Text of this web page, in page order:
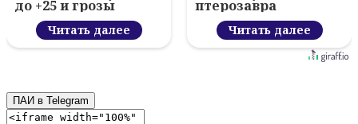
до +25 и грозы
Читать далее
птерозавра
Читать далее
ПАИ в Telegram